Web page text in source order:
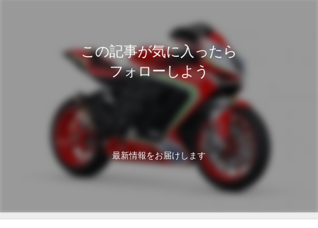
この記事が気に入ったら
フォローしよう
最新情報をお届けします